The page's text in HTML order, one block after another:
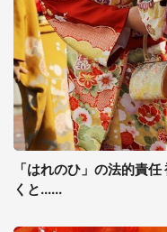
「はれのひ」の法的責
くと......